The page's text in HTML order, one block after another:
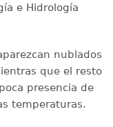
e Hidrología
nublados
que el resto
presencia de
temperaturas.